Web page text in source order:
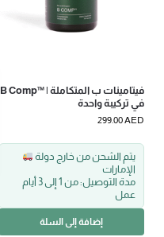
B Comp™ | فيتامينات ب المتكاملة
في تركيبة واحدة
299.00AED
الإمارات
مدة التوصيل: من 1 إلى 3 أيام
عمل
إضافة إلى السلة